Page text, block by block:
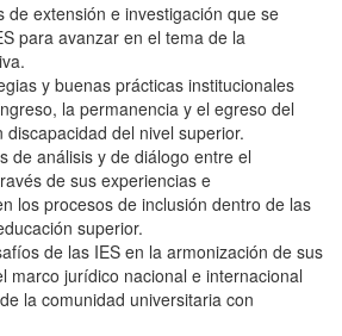
de extensión e investigación que se
para avanzar en el tema de la
y buenas prácticas institucionales
la permanencia y el egreso del
discapacidad del nivel superior.
de análisis y de diálogo entre el
de sus experiencias e
los procesos de inclusión dentro de las
superior.
de las IES en la armonización de sus
marco jurídico nacional e internacional
la comunidad universitaria con